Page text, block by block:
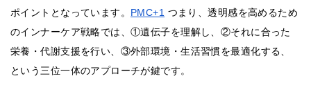
ポイントとなっています。 PMC+1 つまり、透明感を高めるため
のインナーケア戦略では、①遺伝子を理解し、②それに合った
栄養・代謝支援を行い、③外部環境・生活習慣を最適化する、
という三位一体のアプローチが鍵です。